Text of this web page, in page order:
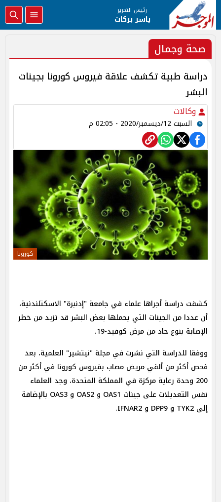
رئيس التحرير
ياسر بركات
صحة وجمال
دراسة طبية تكشف علاقة فيروس كورونا بجينات
البشر
وكالات
السبت 12/ديسمبر/2020 - 02:05 م
كورونا
كشفت دراسة أجراها علماء في جامعة "إدنبرة" الاسكتلندنية،
أن عددا من الجينات التي يحملها بعض البشر قد تزيد من خطر
الإصابة بنوع حاد من مرض كوفيد-19.
ووفقا للدراسة التي نشرت في مجلة "نيتشير" العلمية، بعد
فحص أكثر من ألفي مريض مصاب بفيروس كورونا في أكثر من
200 وحدة رعاية مركزة في المملكة المتحدة، وجد العلماء
نفس التعديلات على جينات OAS1 و OAS2 و OAS3 بالإضافة
إلى TYK2 و DPP9 و IFNAR2.